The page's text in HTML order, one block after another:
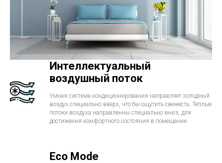
Интеллектуальный
воздушный поток
Умная система кондиционирования направляет холодный
воздух специально вверх, что бы ощутить свежесть. Теплые
потоки воздуха направленны специально вниз, для
достижения комфортного состояния в помещении.
Eco Mode